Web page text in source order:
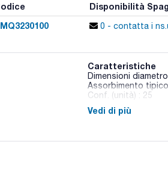
Disponibilità
0 - contatta i
Caratteristiche
Dimensioni
Assorbimento tipico
Conf. (unità) : 25
Cartucce realizzate
Vedi di più